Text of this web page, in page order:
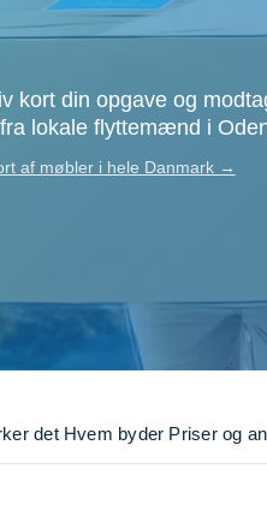
Tømrer
Underholdning
Se alle...
kort din opgave og
lokale flyttemænd i
af møbler i hele Danmark →
det Hvem byder Priser og